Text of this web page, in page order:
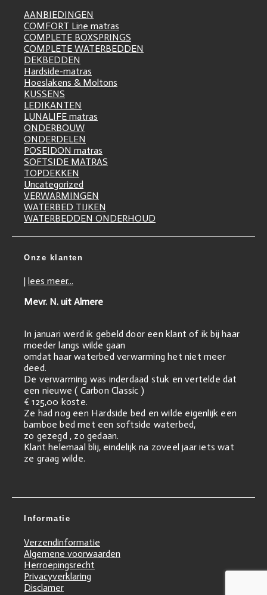
AANBIEDINGEN
COMFORT Line matras
COMPLETE BOXSPRINGS
COMPLETE WATERBEDDEN
DEKBEDDEN
Hardside-matras
Hoeslakens & Moltons
KUSSENS
LEDIKANTEN
LUNALIFE matras
ONDERBOUW
ONDERDELEN
POSEIDON matras
SOFTSIDE MATRAS
TOPDEKKEN
Uncategorized
VERWARMINGEN
WATERBED TIJKEN
WATERBEDDEN ONDERHOUD
Onze klanten
| lees meer...
Mevr. N. uit Almere
In januari werd ik gebeld door een klant of ik bij haar
moeder langs wilde gaan
omdat haar waterbed verwarming het niet meer
deed.
De verwarming was inderdaad stuk en vertelde dat
een nieuwe ( Carbon Classic )
€ 125,00 koste.
Ze had nog een Hardside bed en wilde eigenlijk een
bamboe bed met een softside waterbed,
zo gezegd , zo gedaan.
Klant helemaal blij, eindelijk na zoveel jaar iets wat
ze graag wilde.
Informatie
Verzendinformatie
Algemene voorwaarden
Herroepingsrecht
Privacyverklaring
Disclamer